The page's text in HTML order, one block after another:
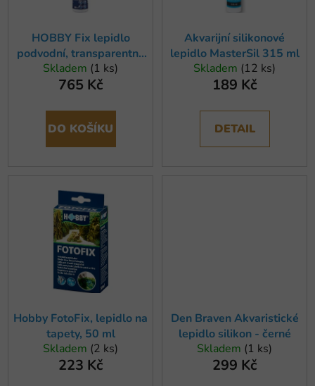
HOBBY Fix lepidlo
podvodní, transparentní,
200 ml
Skladem (1 ks)
765 Kč
DO KOŠÍKU
Akvarijní silikonové
lepidlo MasterSil 315 ml
Skladem (12 ks)
189 Kč
DETAIL
Hobby FotoFix, lepidlo na
tapety, 50 ml
Skladem (2 ks)
223 Kč
Den Braven Akvaristické
lepidlo silikon - černé
Skladem (1 ks)
299 Kč